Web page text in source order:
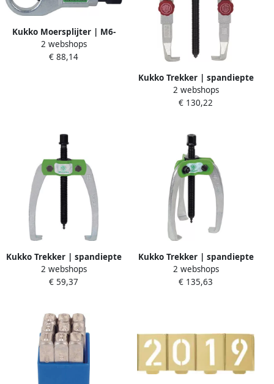
Kukko Moersplijter | M6-
M12 | mechanisch | tot
kwaliteitsklasse 6 | 1 stuk
2 webshops
€ 88,14
Kukko Trekker | spandiepte
100 mm | spanwijdte 90
mm | 4 5 T | 1 stuk 20-1+
2 webshops
€ 130,22
Kukko Trekker | spandiepte
100 mm | spanwijdte 100
mm | 3 T | 1 stuk 44-1
2 webshops
€ 59,37
Kukko Trekker | spandiepte
120 mm | spanwijdte 120
mm | 6 T | 1 stuk 45-2
2 webshops
€ 135,63